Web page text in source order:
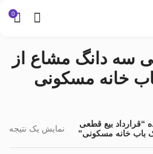
0
سه دانگ مشاع از
خانه مسکونی
بیع قطعی
خانه مسکونی”
نمایش یک نتیجه